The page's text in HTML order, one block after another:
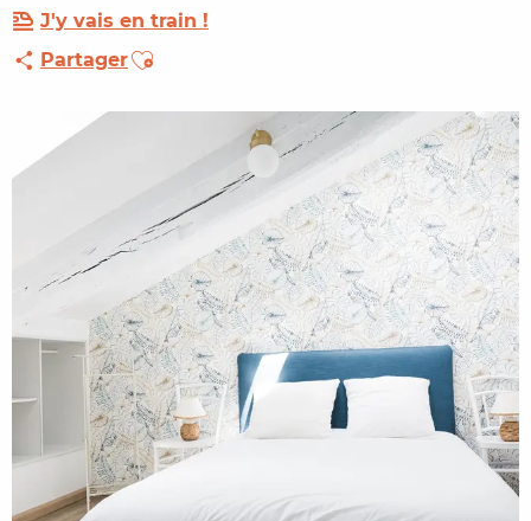
J'y vais en train !
PartagerAjouter aux favoris